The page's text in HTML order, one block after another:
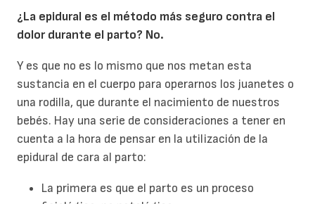
¿La epidural es el método más seguro contra el
dolor durante el parto? No.
Y es que no es lo mismo que nos metan esta
sustancia en el cuerpo para operarnos los juanetes o
una rodilla, que durante el nacimiento de nuestros
bebés. Hay una serie de consideraciones a tener en
cuenta a la hora de pensar en la utilización de la
epidural de cara al parto:
La primera es que el parto es un proceso